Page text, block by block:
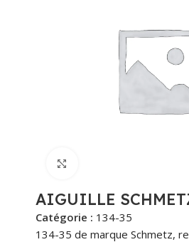
AIGUILLE
Catégorie : 134-35
134-35 de marque Schmetz,